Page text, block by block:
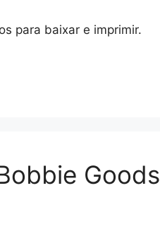
para baixar e imprimir.
Goods